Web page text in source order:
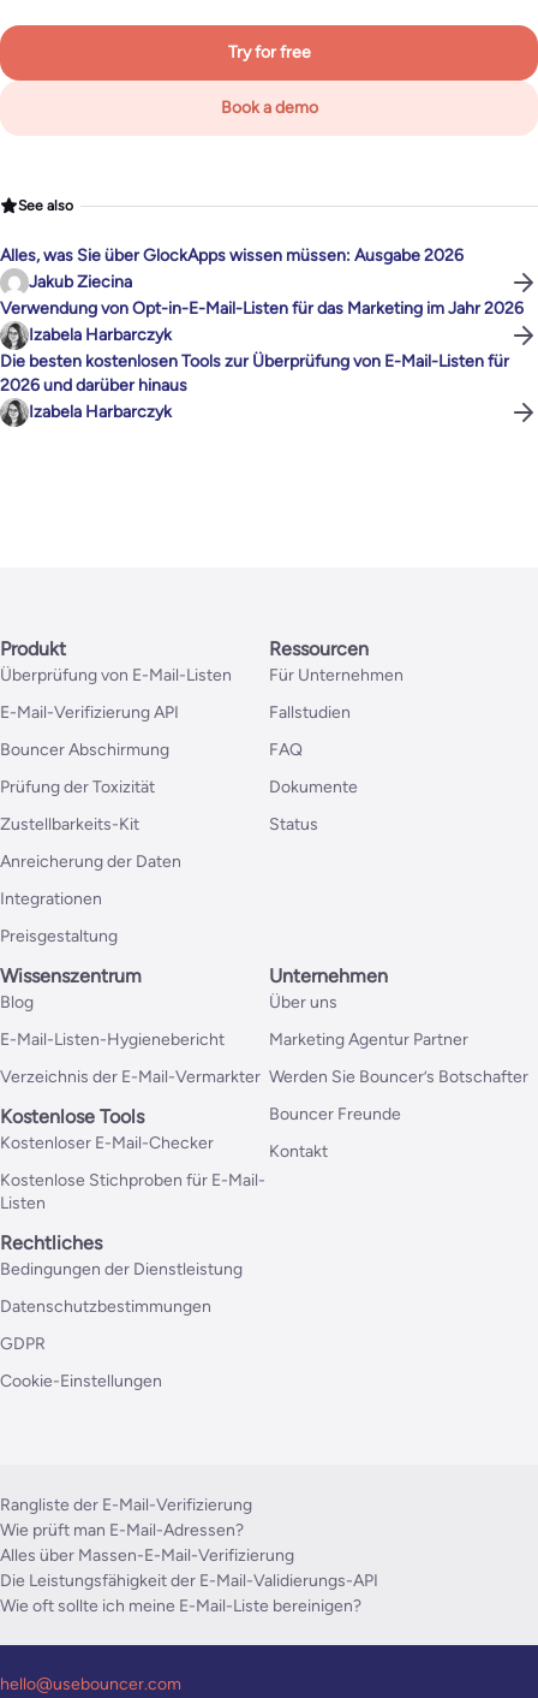
Try for free
Book a demo
See also
Alles, was Sie über GlockApps wissen müssen: Ausgabe 2026
Jakub Ziecina
Verwendung von Opt-in-E-Mail-Listen für das Marketing im Jahr 2026
Izabela Harbarczyk
Die besten kostenlosen Tools zur Überprüfung von E-Mail-Listen für
2026 und darüber hinaus
Izabela Harbarczyk
Produkt
Überprüfung von E-Mail-Listen
E-Mail-Verifizierung API
Bouncer Abschirmung
Prüfung der Toxizität
Zustellbarkeits-Kit
Anreicherung der Daten
Integrationen
Preisgestaltung
Ressourcen
Für Unternehmen
Fallstudien
FAQ
Dokumente
Status
Wissenszentrum
Blog
E-Mail-Listen-Hygienebericht
Verzeichnis der E-Mail-Vermarkter
Kostenlose Tools
Kostenloser E-Mail-Checker
Kostenlose Stichproben für E-Mail-
Listen
Unternehmen
Über uns
Marketing Agentur Partner
Werden Sie Bouncer’s Botschafter
Bouncer Freunde
Kontakt
Rechtliches
Bedingungen der Dienstleistung
Datenschutzbestimmungen
GDPR
Cookie-Einstellungen
Rangliste der E-Mail-Verifizierung
Wie prüft man E-Mail-Adressen?
Alles über Massen-E-Mail-Verifizierung
Die Leistungsfähigkeit der E-Mail-Validierungs-API
Wie oft sollte ich meine E-Mail-Liste bereinigen?
hello@usebouncer.com